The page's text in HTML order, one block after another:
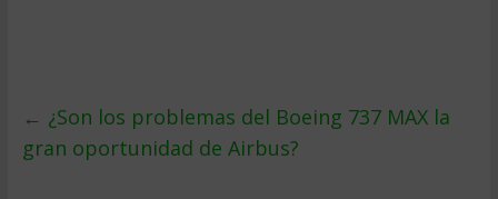
← ¿Son los problemas del Boeing 737 MAX la
gran oportunidad de Airbus?